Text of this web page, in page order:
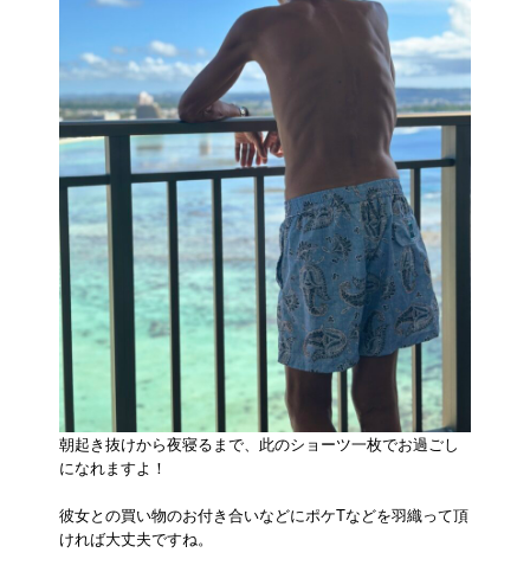
朝起き抜けから夜寝るまで、此のショーツ一枚でお過ごし
になれますよ！
彼女との買い物のお付き合いなどにポケTなどを羽織って頂
ければ大丈夫ですね。